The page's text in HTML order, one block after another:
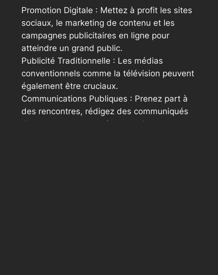
Promotion Digitale : Mettez à profit les sites
sociaux, le marketing de contenu et les
campagnes publicitaires en ligne pour
atteindre un grand public.
Publicité Traditionnelle : Les médias
conventionnels comme la télévision peuvent
également être cruciaux.
Communications Publiques : Prenez part à
des rencontres, rédigez des communiqués
de presse et partenariat avec des